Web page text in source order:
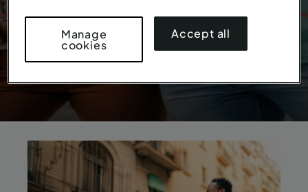
Manage
cookies
Accept all